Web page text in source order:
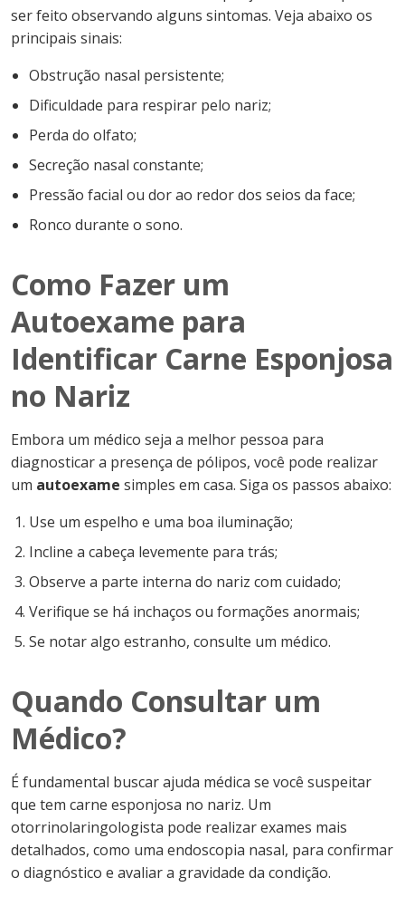
ser feito observando alguns sintomas. Veja abaixo os
principais sinais:
Obstrução nasal persistente;
Dificuldade para respirar pelo nariz;
Perda do olfato;
Secreção nasal constante;
Pressão facial ou dor ao redor dos seios da face;
Ronco durante o sono.
Como Fazer um
Autoexame para
Identificar Carne Esponjosa
no Nariz
Embora um médico seja a melhor pessoa para
diagnosticar a presença de pólipos, você pode realizar
um autoexame simples em casa. Siga os passos abaixo:
Use um espelho e uma boa iluminação;
Incline a cabeça levemente para trás;
Observe a parte interna do nariz com cuidado;
Verifique se há inchaços ou formações anormais;
Se notar algo estranho, consulte um médico.
Quando Consultar um
Médico?
É fundamental buscar ajuda médica se você suspeitar
que tem carne esponjosa no nariz. Um
otorrinolaringologista pode realizar exames mais
detalhados, como uma endoscopia nasal, para confirmar
o diagnóstico e avaliar a gravidade da condição.